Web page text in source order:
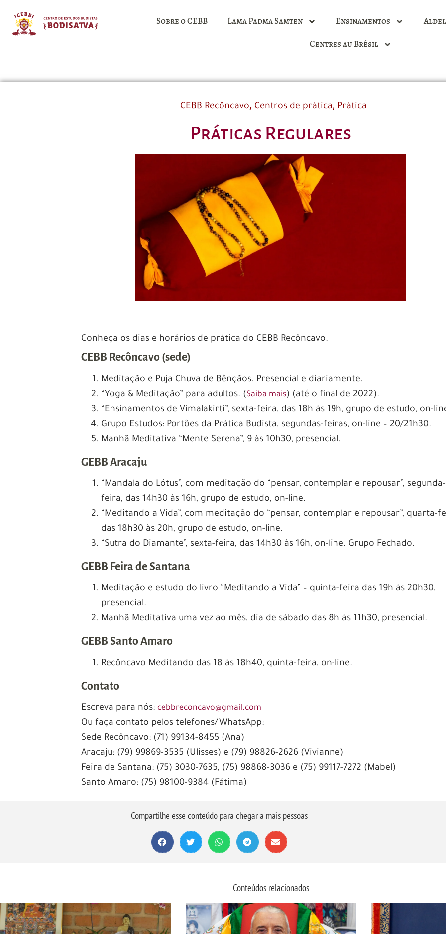
Sobre o CEBB Lama Padma Samten Ensinamentos
Centres au Brésil
CEBB Recôncavo, Centros de prática, Prática
Práticas Regulares
Conheça os dias e horários de prática do CEBB Recôncavo.
CEBB Recôncavo (sede)
Meditação e Puja Chuva de Bênçãos. Presencial e diariamente.
“Yoga & Meditação” para adultos. (Saiba mais) (até o final de 2022).
“Ensinamentos de Vimalakirti”, sexta-feira, das 18h às 19h, grupo de estudo, on-
Grupo Estudos: Portões da Prática Budista, segundas-feiras, on-line – 20/21h30.
Manhã Meditativa “Mente Serena”, 9 às 10h30, presencial.
GEBB Aracaju
“Mandala do Lótus”, com meditação do “pensar, contemplar e repousar”, segunda-
feira, das 14h30 às 16h, grupo de estudo, on-line.
“Meditando a Vida”, com meditação do “pensar, contemplar e repousar”, quarta-
das 18h30 às 20h, grupo de estudo, on-line.
“Sutra do Diamante”, sexta-feira, das 14h30 às 16h, on-line. Grupo Fechado.
GEBB Feira de Santana
Meditação e estudo do livro “Meditando a Vida” – quinta-feira das 19h às 20h30,
presencial.
Manhã Meditativa uma vez ao mês, dia de sábado das 8h às 11h30, presencial.
GEBB Santo Amaro
Recôncavo Meditando das 18 às 18h40, quinta-feira, on-line.
Contato
Escreva para nós:cebbreconcavo@gmail.com
Ou faça contato pelos telefones/WhatsApp:
Sede Recôncavo: (71) 99134-8455 (Ana)
Aracaju: (79) 99869-3535 (Ulisses) e (79) 98826-2626 (Vivianne)
Feira de Santana: (75) 3030-7635, (75) 98868-3036 e (75) 99117-7272 (Mabel)
Santo Amaro: (75) 98100-9384 (Fátima)
Compartilhe esse conteúdo para chegar a mais pessoas
Conteúdos relacionados